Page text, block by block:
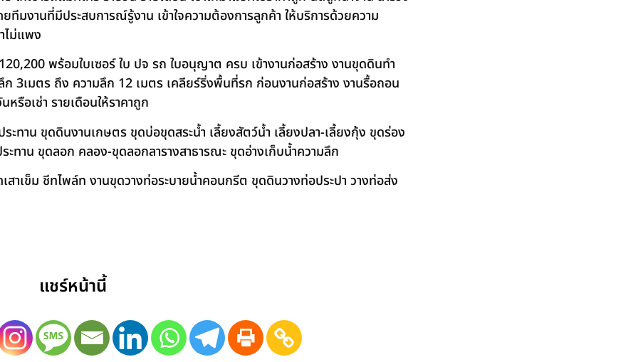
ทีมงานที่มีประสบการณ์รู้งาน เข้าใจความต้องการลูกค้า ให้บริการด้วยความ
ไม่แพง
พร้อมใบเซอร์ ใบ ปจ รถ ใบอนุญาต ครบ เข้างานก่อสร้าง งานขุดดินทำ
ก 3เมตร ถึง ความลึก 12 เมตร เคลียร์ริ่งพื้นที่รก ก่อนงานก่อสร้าง งานรื้อถอน
รือเช่า รายเดือนให้ราคาถูก
ะทาน ขุดดินงานเกษตร ขุดบ่อขุดสระน้ำ เลี้ยงสัตว์น้ำ เลี้ยงปลา-เลี้ยงกุ้ง ขุดร่อง
ทาน ขุดลอก คลอง-ขุดลอกลารางสาธารณะ ขุดอ่างเก็บน้ำความลึก
าเข็ม ชีทไพล์ท งานขุดวางท่อระบายน้ำคอนกรีต ขุดดินวางท่อประปา วางท่อส่ง
แชร์หน้านี้